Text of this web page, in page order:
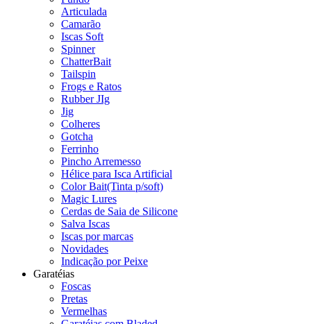
Articulada
Camarão
Iscas Soft
Spinner
ChatterBait
Tailspin
Frogs e Ratos
Rubber JIg
Jig
Colheres
Gotcha
Ferrinho
Pincho Arremesso
Hélice para Isca Artificial
Color Bait(Tinta p/soft)
Magic Lures
Cerdas de Saia de Silicone
Salva Iscas
Iscas por marcas
Novidades
Indicação por Peixe
Garatéias
Foscas
Pretas
Vermelhas